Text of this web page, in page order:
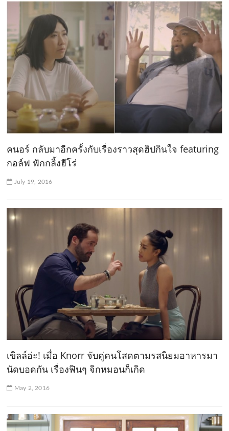
คนอร์ กลับมาอีกครั้งกับเรื่องราวสุดฮิปกินใจ featuring
กอล์ฟ ฟักกลิ้งฮีโร่
July 19, 2016
เขิลล์อ่ะ! เมื่อ Knorr จับคู่คนโสดตามรสนิยมอาหารมา
นัดบอดกัน เรื่องฟินๆ จิกหมอนก็เกิด
May 2, 2016